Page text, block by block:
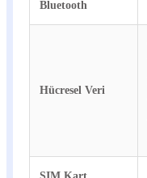
Bluetooth
Hücresel Veri